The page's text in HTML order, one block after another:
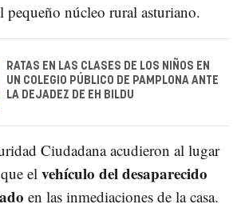
pequeño núcleo rural asturiano.
RATAS EN LAS CLASES DE LOS NIÑOS EN
UN COLEGIO PÚBLICO DE PAMPLONA ANTE
LA DEJADEZ DE EH BILDU
Ciudadana acudieron al lugar
el vehículo del desaparecido
en las inmediaciones de la casa.